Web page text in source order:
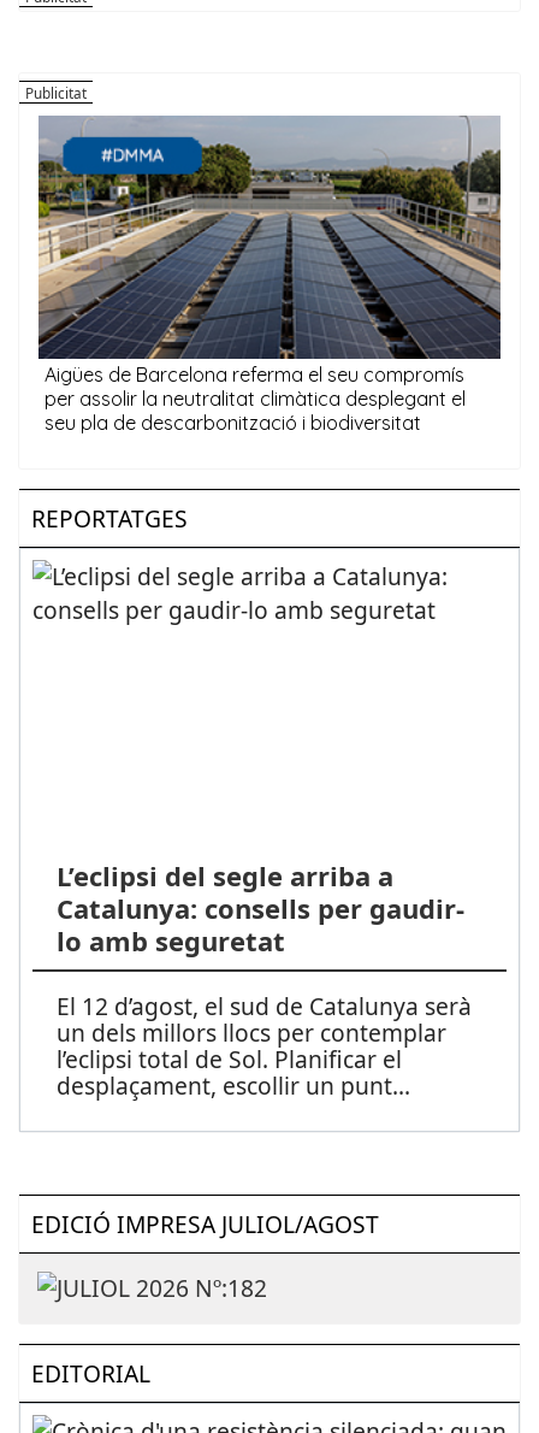
REPORTATGES
L’eclipsi del segle arriba a
Catalunya: consells per gaudir-
lo amb seguretat
El 12 d’agost, el sud de Catalunya serà
un dels millors llocs per contemplar
l’eclipsi total de Sol. Planificar el
desplaçament, escollir un punt...
EDICIÓ IMPRESA JULIOL/AGOST
EDITORIAL